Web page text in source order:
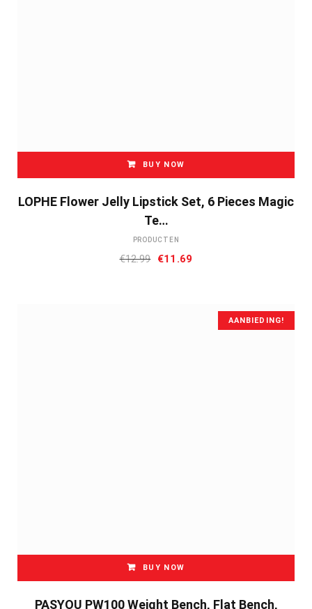
BUY NOW
LOPHE Flower Jelly Lipstick Set, 6 Pieces Magic
Te…
PRODUCTEN
€12.99 Oorspronkelijke
€11.69
€11.69.
AANBIEDING!
BUY NOW
PASYOU PW100 Weight Bench, Flat Bench,